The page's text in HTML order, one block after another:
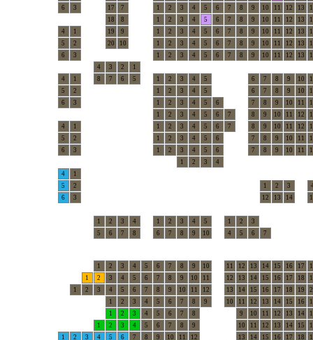
6
3 17 7 1 2 3 4 5 6 7 8 9 10 11 12 13
18
8 1 2 3 4 5 6 7 8 9 10 11 12 13
4
1 19 9 1 2 3 4 5 6 7 8 9 10 11 12 13
5
2 20 10 1 2 3 4 5 6 7 8 9 10 11 12 13
6
3 1 2 3 4 5 6 7 8 9 10 11 12 13
4
3 2
1
4
1 8 7 6 5 1 2 3 4 5 6 7 8 9 10
5
2 1 2 3 4 5 6 7 8 9 10
6
3 1 2 3 4 5 6 7 8 9 10 11
1
2 3 4 5 6 7 8 9 10 11 12
4
1 1 2 3 4 5 6 7 8 9 10 11 12
5
2 1 2 3 4 5 6 7 8 9 10 11
6
3 1 2 3 4 5 6 7 8 9 10 11
1
2 3
4
4
1
5
2 1 2 3
6
3 12 13 14
1 2 3 4 1 2 3 4 5 1 2
3
5
6 7 8 6 7 8 9 10 4 5 6 7
1 2 3 4 5 6 7 8 9 10 11 12 13 14 15 16 17
1
2 3 4 5 6 7 8 9 10 11 12 13 14 15 16 17 18
1
2 3 4 5 6 7 8 9 10 11 12 13 14 15 16 17 18 19
1
2 3 4 5 6 7 8 9 10 11 12 13 14 15 16
1
2 3 4 5 6 7 8 9 10 11 12 13 14
1
2 3 4 5 6 7 8 9 10 11 12 13 14 15
1
2 3 4 5 6 7 8 9 10 11 12 13 14 15 16 17 18